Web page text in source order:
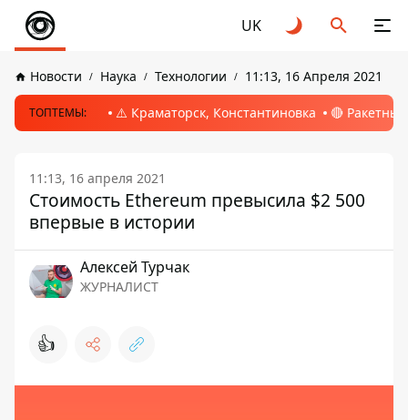
UK
Новости Наука Технологии 11:13, 16 Апреля 2021
ТОПТЕМЫ: ⚠️ Краматорск, Константиновка 🔴
11:13, 16 апреля 2021
Стоимость Ethereum превысила $2 500
впервые в истории
Алексей Турчак
ЖУРНАЛИСТ
👍